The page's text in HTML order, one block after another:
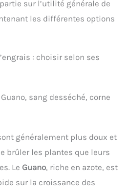
sur l’utilité générale de
les différentes options
: choisir selon ses
sang desséché, corne
généralement plus doux et
brûler les plantes que leurs
Le Guano, riche en azote, est
sur la croissance des